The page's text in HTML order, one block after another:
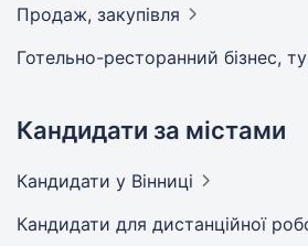
Продаж, закупівля
Готельно-ресторанний бізнес,
Кандидати за містами
Кандидати у Вінниці
Кандидати для дистанційної